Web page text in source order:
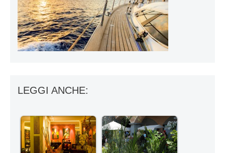
LEGGI ANCHE: